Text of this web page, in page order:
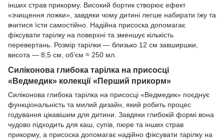
інших страв прикорму. Високий бортик створює ефект
«зчищення ложки», завдяки чому дитині легше набирати їжу та
вчитися їсти самостійно. Надійна присоска допомагає
фіксувати тарілку на поверхні та зменшує кількість
перевертань. Розмір тарілки — близько 12 см завширшки,
висота — 8,5 см, об’єм ≈ 250 мл.
Силіконова глибока тарілка на присосці
«Ведмедик» колекції «Перший прикорм»
Силіконова глибока тарілка на присосці «Ведмедик» поєднує
функціональність та милий дизайн, який робить процес
годування цікавішим для дитини. Завдяки глибокій формі вона
чудово підходить для каш, супів, пюре та інших страв
прикорму, а присоска допомагає надійно фіксувати тарілку на